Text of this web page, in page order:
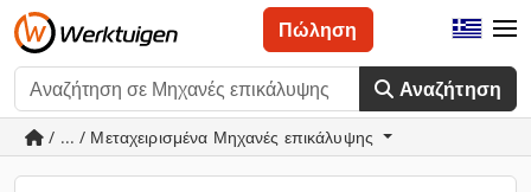
Αναζήτηση
Πώληση
/ ... / Μεταχειρισμένα Μηχανές επικάλυψης